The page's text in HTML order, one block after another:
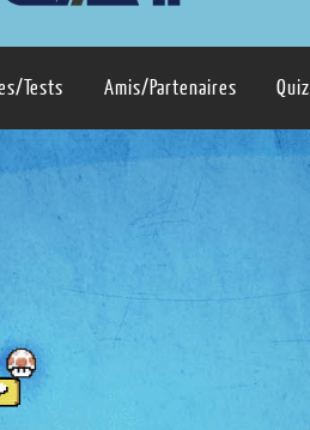
Tests Amis/Partenaires